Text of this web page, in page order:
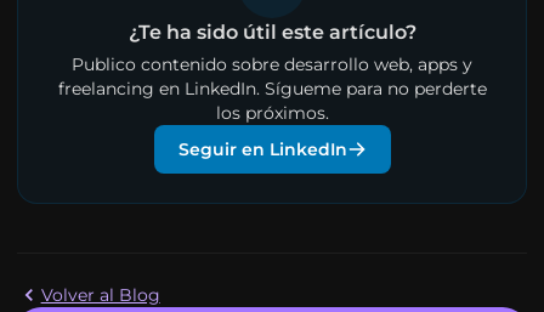
¿Te ha sido útil este artículo?
Publico contenido sobre desarrollo web, apps y
freelancing en LinkedIn. Sígueme para no perderte
los próximos.
Seguir en LinkedIn
Volver al Blog